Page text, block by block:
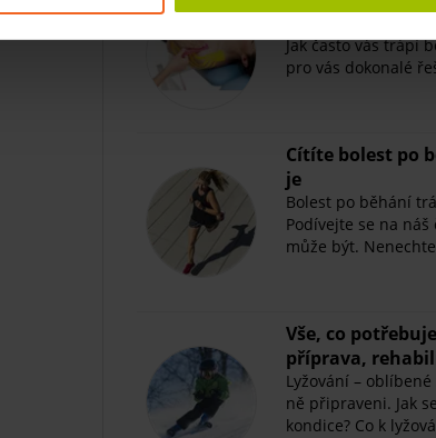
Jak často vás trápí
pro vás dokonalé
​Cítíte bolest po
je
Bolest po běhání
Podívejte se na
může být.
Vše, co
příprava,
Lyžování –
ně připraveni. Jak
kondice? Co k